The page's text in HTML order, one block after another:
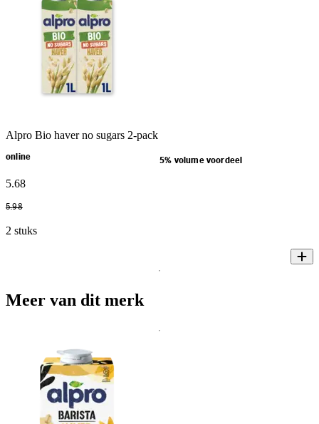
Alpro Bio haver no sugars 2-pack
online 5% volume voordeel
5.68
5.98
2 stuks
Meer van dit merk